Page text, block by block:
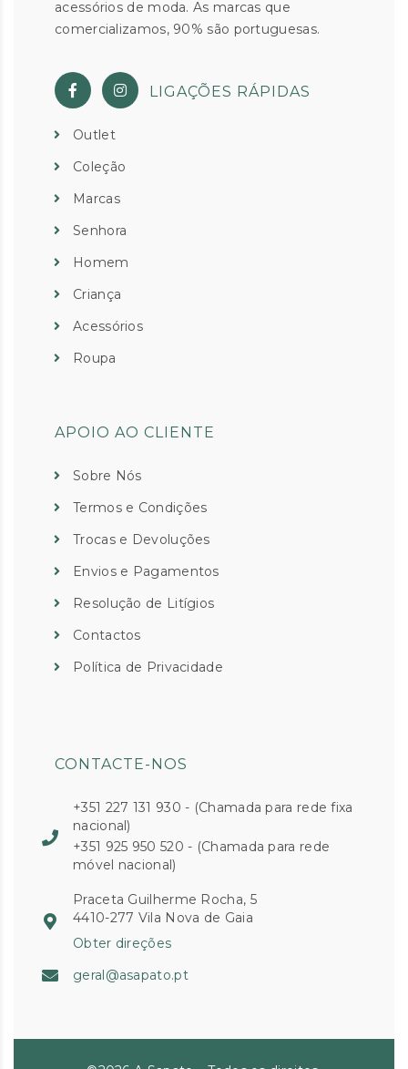
acessórios de moda. As marcas que
comercializamos, 90% são portuguesas.
LIGAÇÕES RÁPIDAS
Outlet
Coleção
Marcas
Senhora
Homem
Criança
Acessórios
Roupa
APOIO AO CLIENTE
Sobre Nós
Termos e Condições
Trocas e Devoluções
Envios e Pagamentos
Resolução de Litígios
Contactos
Política de Privacidade
CONTACTE-NOS
+351 227 131 930 - (Chamada para rede fixa
nacional)
+351 925 950 520 - (Chamada para rede
móvel nacional)
Praceta Guilherme Rocha, 5
4410-277 Vila Nova de Gaia
Obter direções
geral@asapato.pt